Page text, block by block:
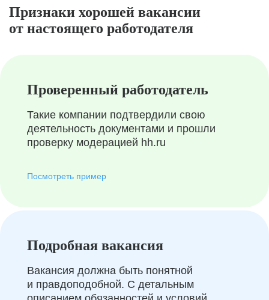
Признаки хорошей вакансии
от настоящего работодателя
Проверенный работодатель
Такие компании подтвердили свою
деятельность документами и прошли
проверку модерацией hh.ru
Посмотреть пример
Подробная вакансия
Вакансия должна быть понятной
и правдоподобной. С детальным